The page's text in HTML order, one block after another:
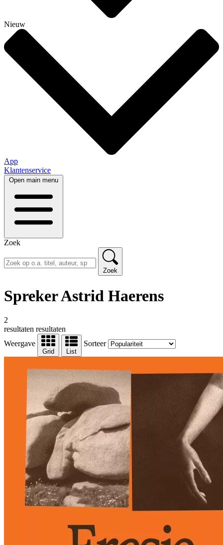
Nieuw
App
Klantenservice
Open main menu
Zoek
Zoek
Spreker Astrid Haerens
2
resultaten resultaten
Weergave
Grid List
Sorteer